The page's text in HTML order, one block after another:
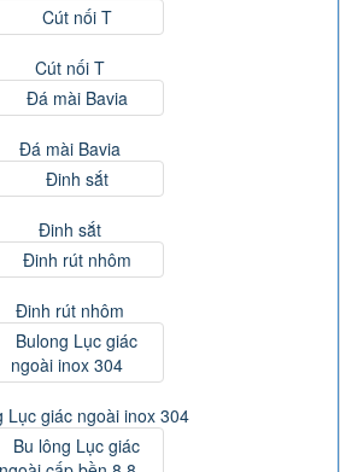
Cút nối T
Đá mài Bavia
Đinh sắt
Đinh rút nhôm
Lục giác ngoài inox 304